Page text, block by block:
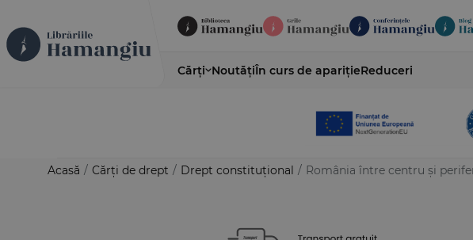
Cărți NoutățiÎn curs de aparițieReduceri
Acasă / Cărți de drept / Drept constituțional / România între centru și